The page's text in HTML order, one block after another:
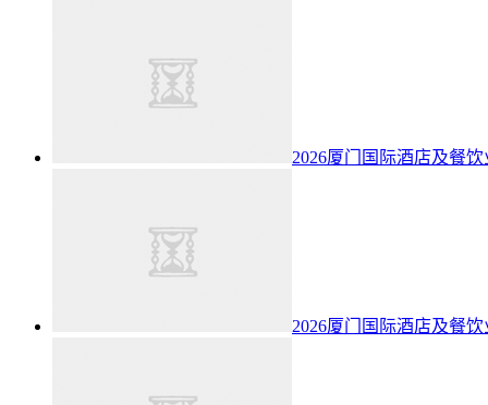
2026厦门国际酒店及餐
2026厦门国际酒店及餐